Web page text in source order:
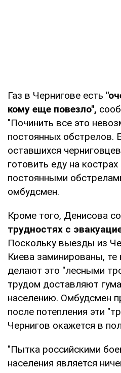
Газ в Чернигове есть
кому еще повезло",
"Починить все это
постоянных обстрелов.
оставшихся
готовить еду на
постоянными
омбудсмен.
Кроме того, Денисова
трудностях с
Поскольку выезды из
Киева заминированы, те
делают это "лесными
трудом доставляют
населению. Омбудсмен
после потепления эти
Чернигов окажется в
"Пытка российскими
населения является